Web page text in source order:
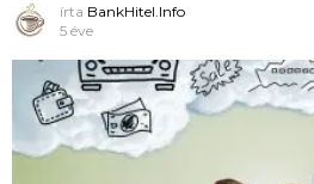
írta BankHitel.Info
5 éve